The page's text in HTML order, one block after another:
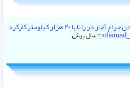
با ۲۰ هزار کیلومتر کارکرد